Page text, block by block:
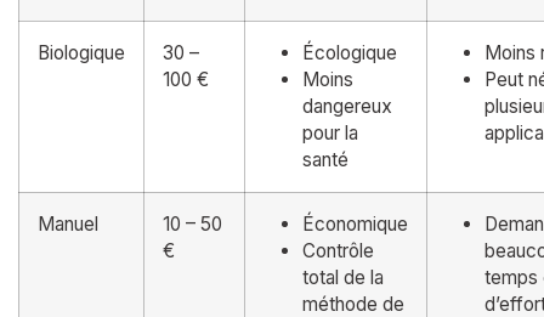
Biologique
30 –
100 €
Écologique
Moins
dangereux
pour la
santé
Moins
Peut
Manuel
10 – 50
€
Économique
Contrôle
total de la
méthode de
temps